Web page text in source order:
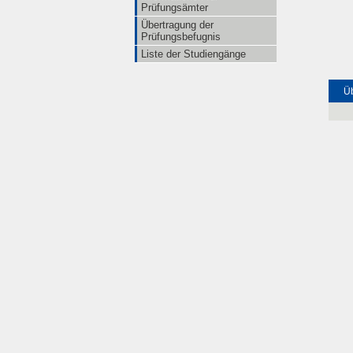
Prüfungsämter
Übertragung der
Prüfungsbefugnis
Liste der Studiengänge